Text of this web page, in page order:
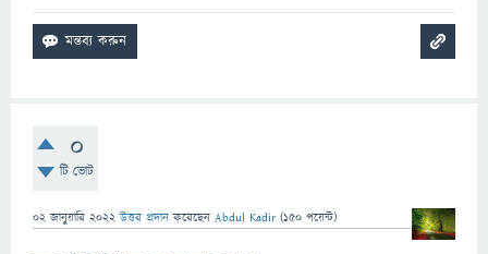
0
টি ভোট
02 জানুয়ারি 2022 উত্তর প্রদান করেছেন Abdul Kadir (150 পয়েন্ট)